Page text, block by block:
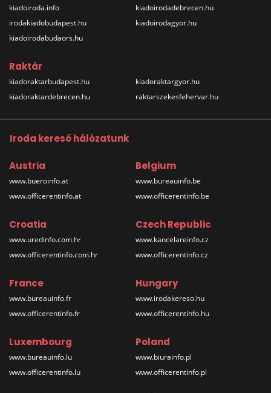
kiadoiroda.info
irodakiadobudapest.hu
kiadoirodabudaors.hu
kiadoirodadebrecen.hu
kiadoirodagyor.hu
Raktár
kiadoraktarbudapest.hu
kiadoraktardebrecen.hu
kiadoraktargyor.hu
raktarszekesfehervar.hu
Iroda kereső hálózatunk
Austria
www.bueroinfo.at
www.officerentinfo.at
Belgium
www.bureauinfo.be
www.officerentinfo.be
Croatia
www.uredinfo.com.hr
www.officerentinfo.com.hr
Czech Republic
www.kancelareinfo.cz
www.officerentinfo.cz
France
www.bureauinfo.fr
www.officerentinfo.fr
Hungary
www.irodakereso.hu
www.officerentinfo.hu
Luxembourg
www.bureauinfo.lu
www.officerentinfo.lu
Poland
www.biurainfo.pl
www.officerentinfo.pl